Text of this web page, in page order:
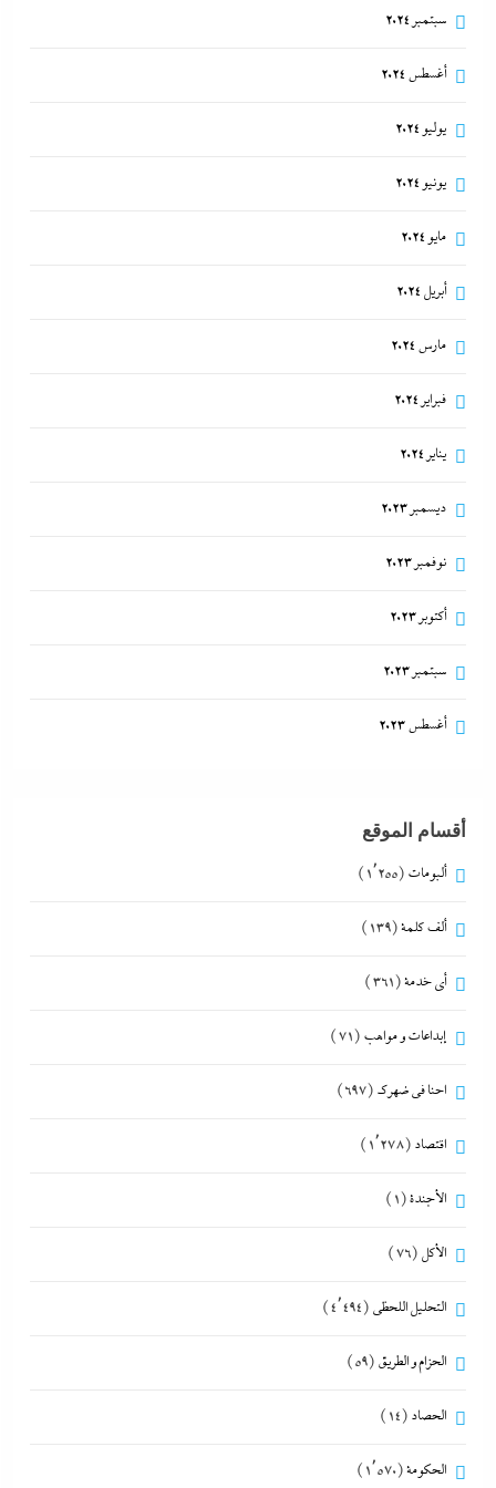
ألبوم صور: شيرين تشعل بورتو جولف العلمين بـ”يالهوى
سبتمبر 2024
أغسطس 2024
يوليو 2024
يونيو 2024
مايو 2024
أبريل 2024
مارس 2024
فبراير 2024
يناير 2024
ديسمبر 2023
نوفمبر 2023
أكتوبر 2023
سبتمبر 2023
أغسطس 2023
أقسام الموقع
ألبومات (1٬255)
ألف كلمة(139)
أي خدمة(361)
إبداعات و مواهب (71)
احنا في ضهرك (697)
اقتصاد (1٬278)
الأجندة(1)
الأكل (76)
التحليل اللحظي (4٬494)
الحزام و الطريق (59)
الحصاد (14)
الحكومة(1٬570)